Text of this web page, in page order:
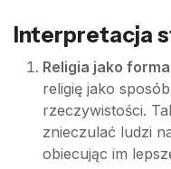
Interpretacja
Religia jako
religię jako
rzeczywistości.
znieczulać ludzi
obiecując im